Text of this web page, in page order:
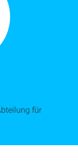
für